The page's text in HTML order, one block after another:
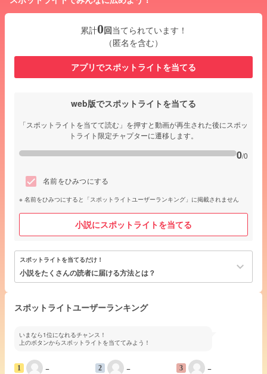
累計0回当てられています！
（匿名を含む）
アプリでスポットライトを当てる
web版でスポットライトを当てる
「スポットライトを当てて読む」を押すと動画が再生された後にスポッ
トライト限定チャプターに遷移します。
0/0
名前をひみつにする
名前をひみつにすると「スポットライトユーザーランキング」に掲載されません
小説にスポットライトを当てる
スポットライトを当てるだけ！
小説をたくさんの読者に届ける方法とは？ keyboard_arrow_down
スポットライトユーザーランキング
いまなら1位になれるチャンス！
上のボタンからスポットライトを当ててみよう！
1 − 2 − 3 −